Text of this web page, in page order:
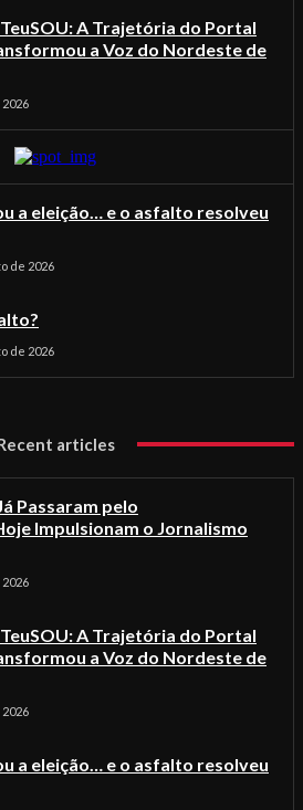
A Trajetória do Portal
a Voz do Nordeste de
a eleição… e o asfalto resolveu
de 2026
de 2026
articles
Passaram pelo
Impulsionam o Jornalismo
A Trajetória do Portal
a Voz do Nordeste de
a eleição… e o asfalto resolveu